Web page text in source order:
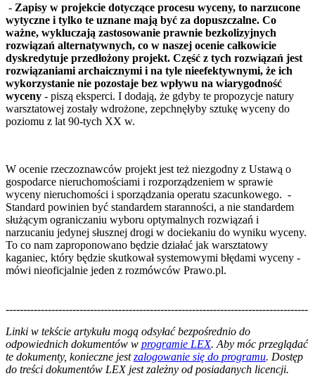
- Zapisy w projekcie dotyczące procesu wyceny, to narzucone
wytyczne i tylko te uznane mają być za dopuszczalne. Co
ważne, wykluczają zastosowanie prawnie bezkolizyjnych
rozwiązań alternatywnych, co w naszej ocenie całkowicie
dyskredytuje przedłożony projekt. Część z tych rozwiązań jest
rozwiązaniami archaicznymi i na tyle nieefektywnymi, że ich
wykorzystanie nie pozostaje bez wpływu na wiarygodność
wyceny - piszą eksperci. I dodają, że gdyby te propozycje natury
warsztatowej zostały wdrożone, zepchnęłyby sztukę wyceny do
poziomu z lat 90-tych XX w.
W ocenie rzeczoznawców projekt jest też niezgodny z Ustawą o
gospodarce nieruchomościami i rozporządzeniem w sprawie
wyceny nieruchomości i sporządzania operatu szacunkowego. -
Standard powinien być standardem staranności, a nie standardem
służącym ograniczaniu wyboru optymalnych rozwiązań i
narzucaniu jedynej słusznej drogi w dociekaniu do wyniku wyceny.
To co nam zaproponowano będzie działać jak warsztatowy
kaganiec, który będzie skutkował systemowymi błędami wyceny -
mówi nieoficjalnie jeden z rozmówców Prawo.pl.
--------------------------------------------------------------------------------------
Linki w tekście artykułu mogą odsyłać bezpośrednio do
odpowiednich dokumentów w programie LEX. Aby móc przeglądać
te dokumenty, konieczne jestzalogowanie się do programu. Dostęp
do treści dokumentów LEX jest zależny od posiadanych licencji.